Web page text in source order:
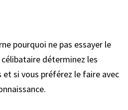
pourquoi ne pas essayer le
déterminez les
si vous préférez le faire avec